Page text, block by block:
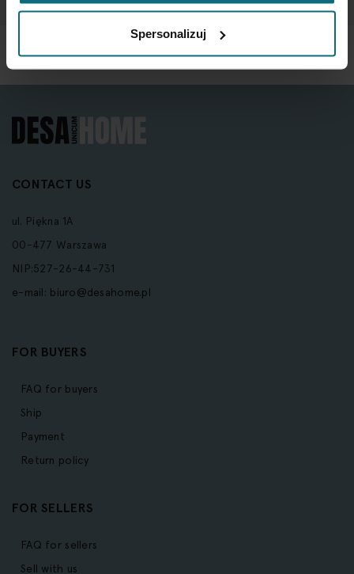
Spersonalizuj
CONTACT US
ul. Piękna 1A
00-477 Warszawa
NIP:527-26-44-731
e-mail: biuro@desahome.pl
FOR BUYERS
FAQ for buyers
Ship
Payment
Return policy
FOR SELLERS
FAQ for sellers
Sell with us